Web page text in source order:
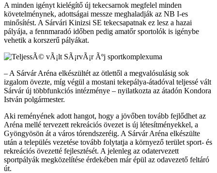
A minden igényt kielégítő új tekecsarnok megfelel minden
követelménynek, adottságai messze meghaladják az NB I-es
minősítést. A Sárvári Kinizsi SE tekecsapatnak ez lesz a hazai
pályája, a fennmaradó időben pedig amatőr sportolók is igénybe
vehetik a korszerű pályákat.
– A Sárvár Aréna elkészültét az ötlettől a megvalósulásig sok
izgalom övezte, míg végül a mostani tekepálya-átadóval teljessé vált
Sárvár új többfunkciós intézménye – nyilatkozta az átadón Kondora
István polgármester.
Aki reményének adott hangot, hogy a jövőben tovább fejlődhet az
Aréna mellé tervezett rekreációs övezet is új létesítményekkel, a
Gyöngyösön át a város tórendszeréig. A Sárvár Aréna elkészülte
után a település vezetése tovább folytatja a környező terület sport- és
rekreációs övezetté fejlesztését. A jelenleg az odatervezett
sportpályák megközelítése érdekében már épül az odavezető feltáró
út.